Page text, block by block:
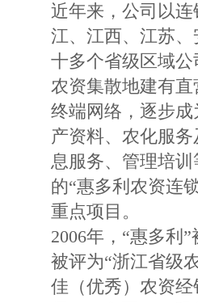
近年来，公司以
江、江西、江苏
十多个省级区域
农资集散地建有
终端网络，逐步
产资料、农化服
息服务、管理培
的“惠多利农资连
重点项目。
2006年，“惠多利
被评为“浙江省级
佳（优秀）农资